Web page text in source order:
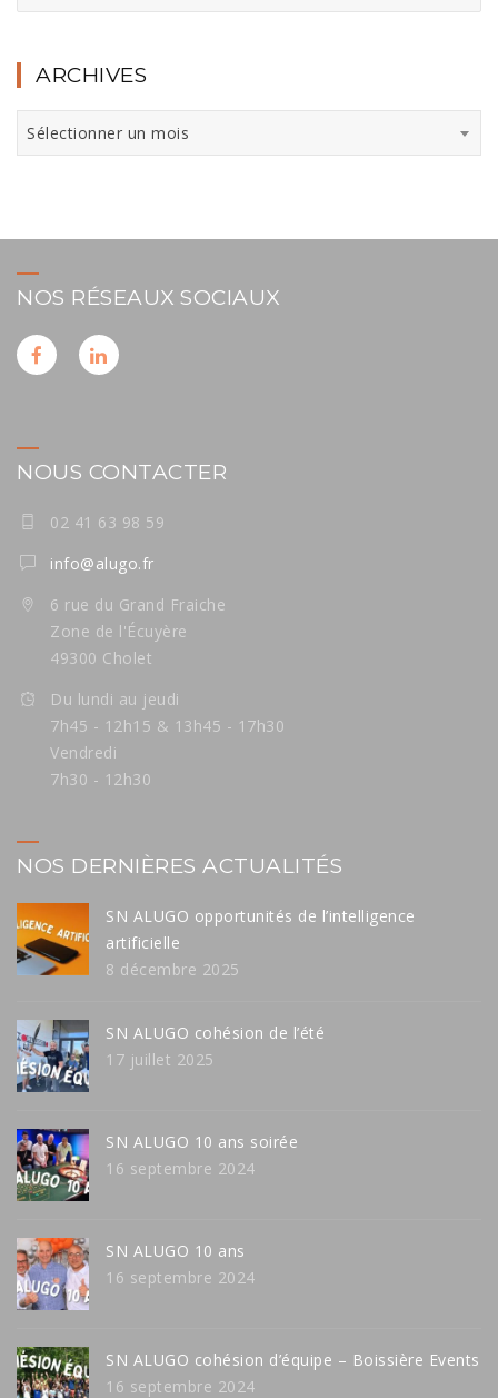
ARCHIVES
Sélectionner un mois
NOS RÉSEAUX SOCIAUX
NOUS CONTACTER
02 41 63 98 59
info@alugo.fr
6 rue du Grand Fraiche
Zone de l'Écuyère
49300 Cholet
Du lundi au jeudi
7h45 - 12h15 & 13h45 - 17h30
Vendredi
7h30 - 12h30
NOS DERNIÈRES ACTUALITÉS
SN ALUGO opportunités de l’intelligence
artificielle
8 décembre 2025
SN ALUGO cohésion de l’été
17 juillet 2025
SN ALUGO 10 ans soirée
16 septembre 2024
SN ALUGO 10 ans
16 septembre 2024
SN ALUGO cohésion d’équipe – Boissière Events
16 septembre 2024